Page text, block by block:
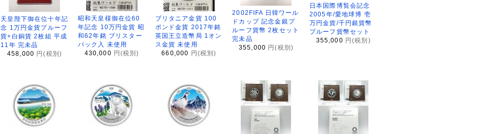
天皇陛下御在位十年記
念 1万円金貨プルーフ
貨+白銅貨 2枚組 平成
11年 完未品
458,000 円(税別)
昭和天皇様御在位60
年記念 10万円金貨 昭
和62年銘 ブリスター
パック入 未使用
430,000 円(税別)
ブリタニア金貨 100
ポンド金貨 2017年銘
英国王立造幣局 1オン
ス金貨 未使用
660,000
円(税別)
2002FIFA 日韓ワール
ドカップ 記念金銀プ
ルーフ貨幣 2枚セット
完未品
355,000 円(税別)
日本国際博覧会記念
2005年/愛地球博 壱
万円金貨/千円銀貨幣
プルーフ貨幣セット
355,000 円(税別)